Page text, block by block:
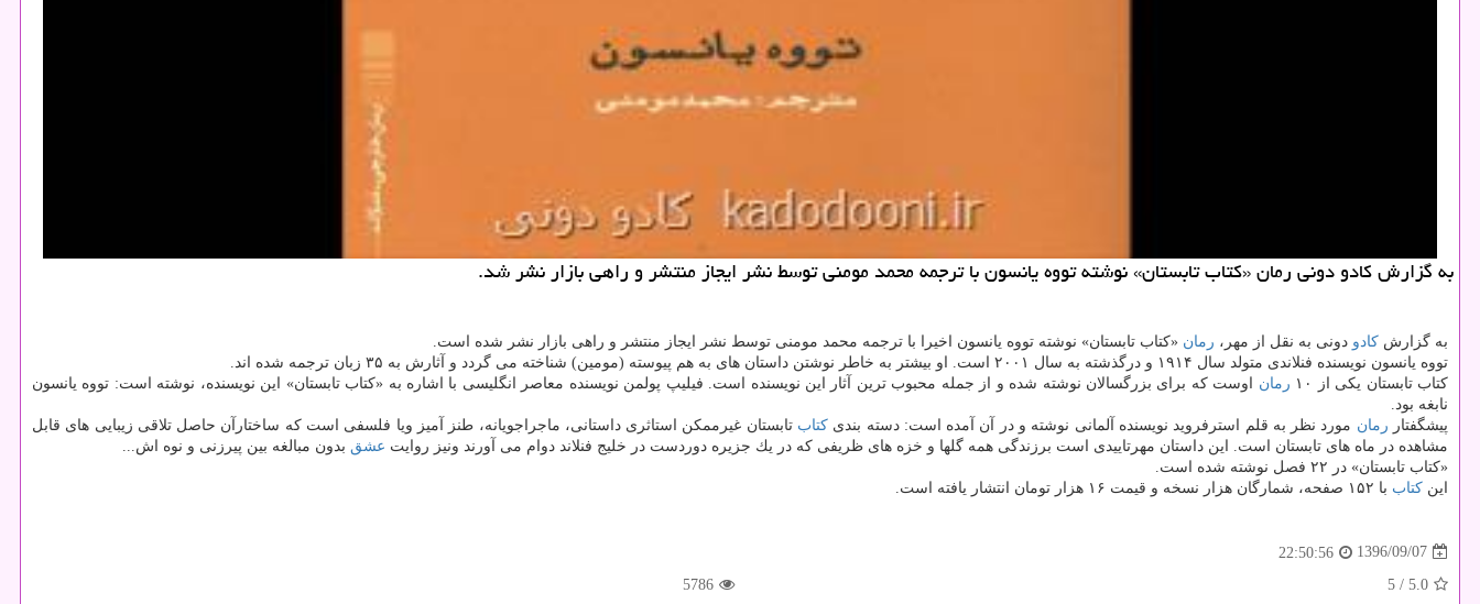
به گزارش كادو دونی رمان «كتاب تابستان» نوشته تووه یانسون با ترجمه محمد مومنی توسط نشر ایجاز منتشر و راهی بازار نشر شد.
به گزارش كادو دونی به نقل از مهر، رمان «كتاب تابستان» نوشته تووه یانسون اخیرا با ترجمه محمد مومنی توسط نشر ایجاز منتشر و راهی بازار نشر شده است.
تووه یانسون نویسنده فنلاندی متولد سال ۱۹۱۴ و درگذشته به سال ۲۰۰۱ است. او بیشتر به خاطر نوشتن داستان های به هم پیوسته (مومین) شناخته می گردد و آثارش به ۳۵ زبان ترجمه شده اند.
كتاب تابستان یكی از ۱۰
رمان اوست كه برای بزرگسالان نوشته شده و از جمله محبوب ترین آثار این نویسنده است. فیلیپ پولمن نویسنده معاصر انگلیسی با اشاره به «كتاب تابستان» این نویسنده، نوشته است: تووه یانسون
نابغه بود.
پیشگفتار رمان مورد نظر به قلم استرفروید نویسنده آلمانی نوشته و در آن آمده است: دسته بندی كتاب تابستان غیرممكن استاثری داستانی، ماجراجویانه، طنز آمیز ویا فلسفی است كه ساختارآن حاصل تلاقی زیبایی های قابل
مشاهده در ماه های تابستان است. این داستان مهرتاییدی است برزندگی همه گلها و خزه های ظریفی كه در یك جزیره دوردست در خلیج فنلاند دوام می آورند ونیز روایت عشق بدون مبالغه بین پیرزنی و نوه اش...
«كتاب تابستان» در ۲۲ فصل نوشته شده است.
این كتاب با ۱۵۲ صفحه، شمارگان هزار نسخه و قیمت ۱۶ هزار تومان انتشار یافته است.
1396/09/07
22:50:56
5.0
/ 5
5786